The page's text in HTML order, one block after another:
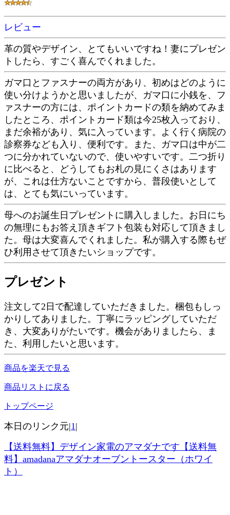
レビュー
革の質やデザイン、とてもいいですね！妻にプレゼン
トしたら、すごく喜んでくれました。
ガマ口とファスナーの両方があり、初めはどのように
使い分けようかと思いましたが、ガマ口に小銭を、フ
ァスナーの方には、ポイントカードの類を納めてみま
したところ、ポイントカード類は今25枚入っており、
まだ余裕があり、気に入っています。よく行く病院の
診察券なども入り、便利です。また、ガマ口は中が二
つに分かれていないので、使いやすいです。二つ折り
に比べると、どうしてもお札の見にくさはあります
が、これは仕方ないことですから、普段使いとして
は、とても気にいっています。
母へのお誕生日プレゼントに購入しました。お日にち
の無理にもお答え頂きギフト包装も対応して頂きまし
た。母は大変喜んでくれました。私が購入する際もぜ
ひ利用させて頂きたいショップです。
プレゼント
注文して2日で配達していただきました。梱包もしっ
かりしてありました。丁寧にラッピングしていただ
き、大変ありがたいです。機会がありましたら、ま
た、利用したいと思います。
商品を楽天で見る
商品リストに戻る
トップページ
本日のリンク元|1 |
【送料無料】デザイン家電のアマダナです【送料無
料】amadanaアマダナオーブントースター（ホワイ
ト）